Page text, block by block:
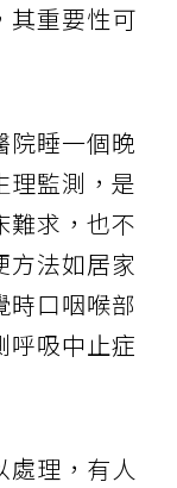
其重要性可
院睡一個晚
理監測，是
難求，也不
方法如居家
時口咽喉部
呼吸中止症
處理，有人